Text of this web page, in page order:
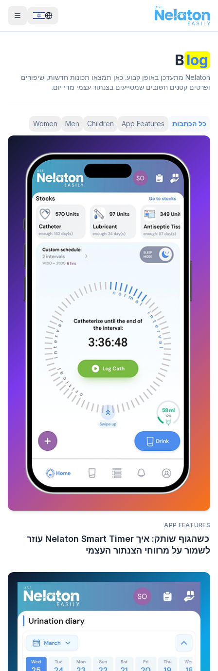
Blog
Nelaton מתעדכן באופן קבוע. כאן תמצאו תכונות חדשות, שיפורים
ופרטים קטנים חשובים שמסייעים בצנתור עצמי מדי יום.
כל הכתבות App Features
Children
Men
Women
APP FEATURES
כשהגוף שותק: איך Nelaton Smart Timer עוזר
לשמור על מרווחי הצנתור העצמי